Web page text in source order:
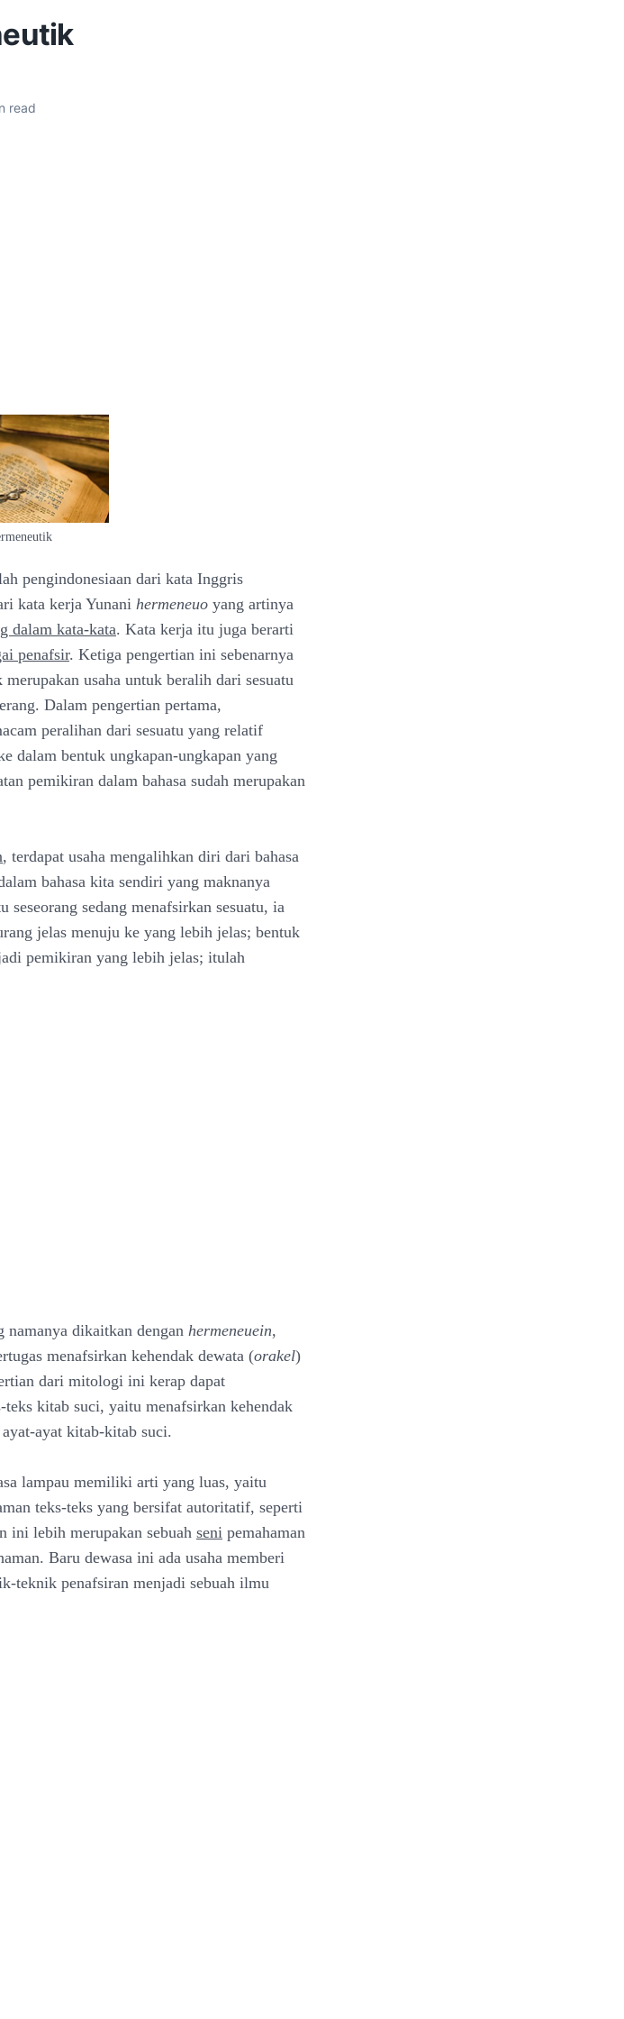
read
pengindonesiaan dari kata Inggris
kata kerja Yunani hermeneuo yang artinya
dalam kata-kata. Kata kerja itu juga berarti
penafsir. Ketiga pengertian ini sebenarnya
usaha untuk beralih dari sesuatu
Dalam pengertian pertama,
peralihan dari sesuatu yang relatif
dalam bentuk ungkapan-ungkapan yang
pemikiran dalam bahasa sudah merupakan
, terdapat usaha mengalihkan diri dari bahasa
bahasa kita sendiri yang maknanya
sedang menafsirkan sesuatu, ia
jelas menuju ke yang lebih jelas; bentuk
pemikiran yang lebih jelas; itulah
dikaitkan dengan hermeneuein,
menafsirkan kehendak dewata (orakel)
dari mitologi ini kerap dapat
kitab suci, yaitu menafsirkan kehendak
ayat kitab-kitab suci.
lampau memiliki arti yang luas, yaitu
teks-teks yang bersifat autoritatif, seperti
ini lebih merupakan sebuah seni pemahaman
Baru dewasa ini ada usaha memberi
teknik penafsiran menjadi sebuah ilmu